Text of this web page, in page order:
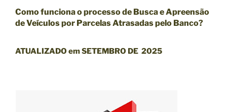
Como funciona oprocesso de Busca e Apreensão
de Veículos por Parcelas Atrasadas pelo Banco?
ATUALIZADO em SETEMBRO DE 2025